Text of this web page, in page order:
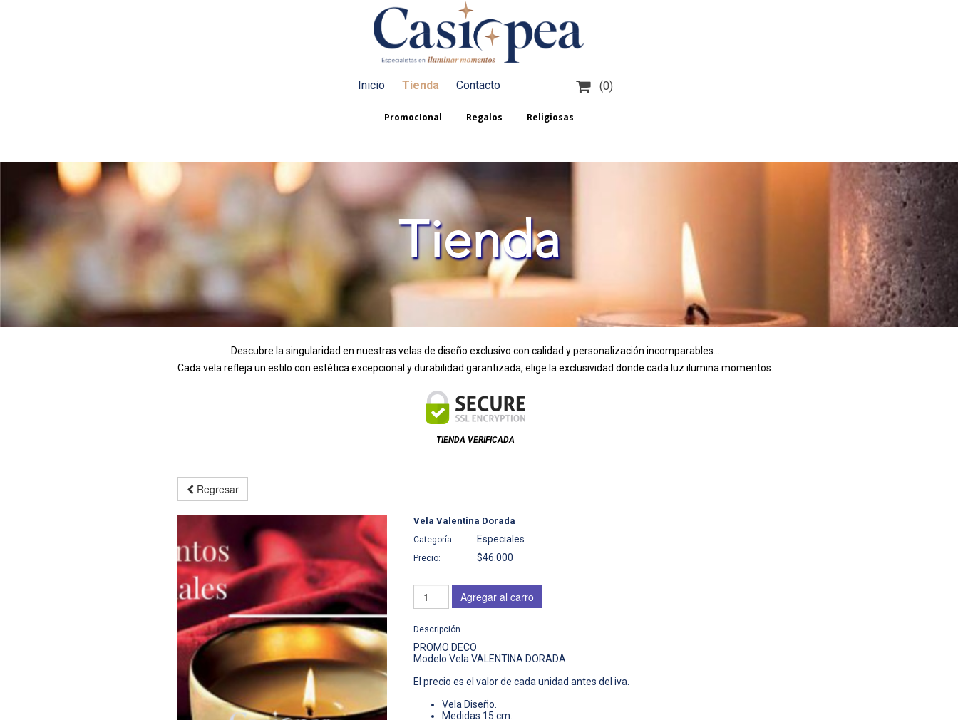
Inicio Tienda Contacto  (0)
PromocIonal Regalos Religiosas
Tienda
Descubre la singularidad en nuestras velas de diseño exclusivo con calidad y personalización incomparables...
Cada vela refleja un estilo con estética excepcional y durabilidad garantizada, elige la exclusividad donde cada luz ilumina momentos.
TIENDA VERIFICADA
Regresar
Vela Valentina Dorada
Categoría: Especiales
Precio: $46.000
Agregar al carro
Descripción
PROMO DECO
Modelo Vela VALENTINA DORADA
El precio es el valor de cada unidad antes del iva.
Vela Diseño.
Medidas 15 cm.